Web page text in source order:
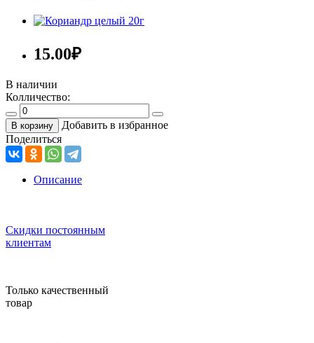
15.00₽
В наличии
Колличество:
В корзину
Добавить в избранное
Поделиться
Описание
Скидки постоянным
клиентам
Только качественный
товар